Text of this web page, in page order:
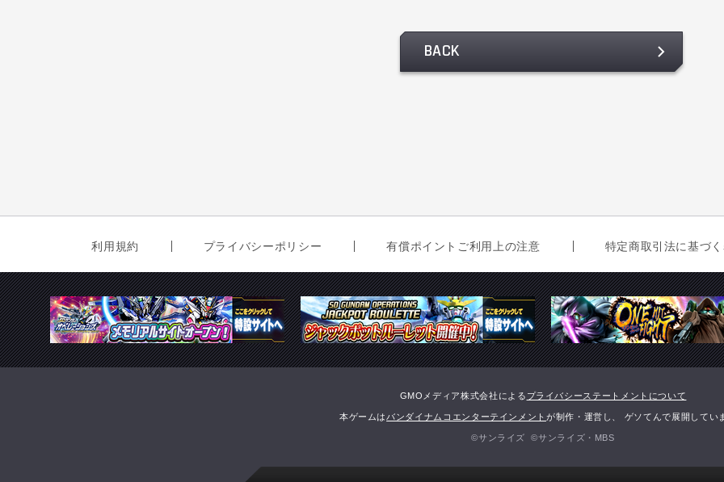
BACK
利用規約 プライバシーポリシー 有償ポイントご利用上の注意 特定商取引法に基づ
GMOメディア株式会社による プライバシーステートメントについて
本ゲームは バンダイナムコエンターテインメント が制作・運営し、 ゲソてんで展開してい
©サンライズ ©サンライズ・MBS